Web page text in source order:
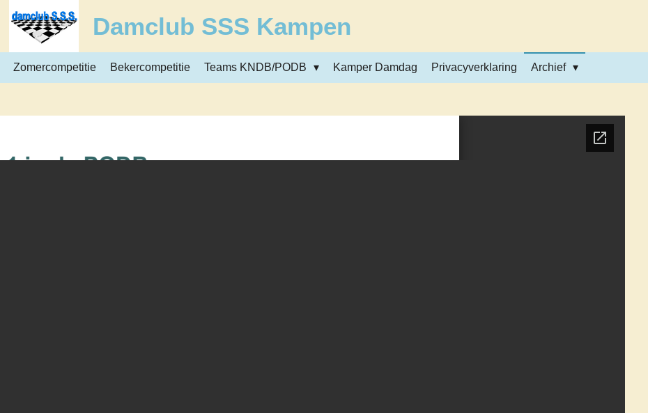
Damclub SSS Kampen
Zomercompetitie Bekercompetitie Teams KNDB/PODB Kamper Damdag Privacyverklaring Archief